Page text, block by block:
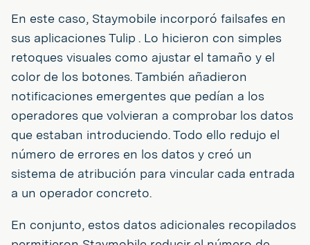
En este caso, Staymobile incorporó failsafes en
sus aplicaciones Tulip . Lo hicieron con simples
retoques visuales como ajustar el tamaño y el
color de los botones. También añadieron
notificaciones emergentes que pedían a los
operadores que volvieran a comprobar los datos
que estaban introduciendo. Todo ello redujo el
número de errores en los datos y creó un
sistema de atribución para vincular cada entrada
a un operador concreto.
En conjunto, estos datos adicionales recopilados